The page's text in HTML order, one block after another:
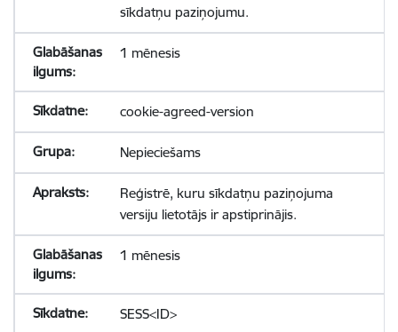
sīkdatņu paziņojumu.
1 mēnesis
cookie-agreed-version
Nepieciešams
Reģistrē, kuru sīkdatņu paziņojuma
versiju lietotājs ir apstiprinājis.
1 mēnesis
SESS<ID>